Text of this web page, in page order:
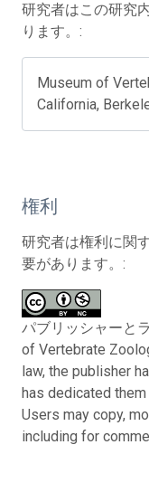
研究者はこの研究
ります。:
Museum of
California,
権利
研究者は権利に関
要があります。:
パブリッシャーと
of Vertebrate
law, the publisher
has dedicated
Users may copy,
including for